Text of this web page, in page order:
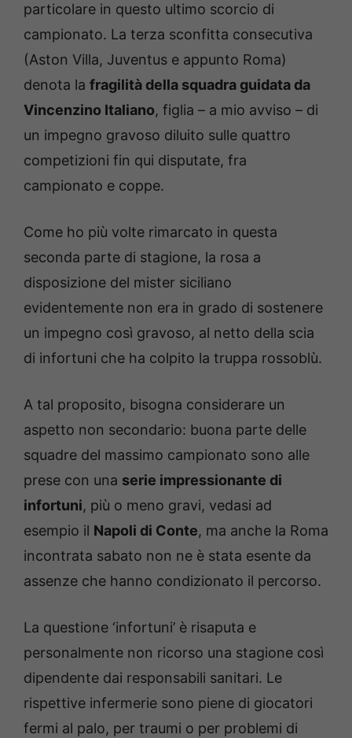
particolare in questo ultimo scorcio di
campionato. La terza sconfitta consecutiva
(Aston Villa, Juventus e appunto Roma)
denota la fragilità della squadra guidata da
Vincenzino Italiano, figlia – a mio avviso – di
un impegno gravoso diluito sulle quattro
competizioni fin qui disputate, fra
campionato e coppe.
Come ho più volte rimarcato in questa
seconda parte di stagione, la rosa a
disposizione del mister siciliano
evidentemente non era in grado di sostenere
un impegno così gravoso, al netto della scia
di infortuni che ha colpito la truppa rossoblù.
A tal proposito, bisogna considerare un
aspetto non secondario: buona parte delle
squadre del massimo campionato sono alle
prese con una serie impressionante di
infortuni, più o meno gravi, vedasi ad
esempio il Napoli di Conte, ma anche la Roma
incontrata sabato non ne è stata esente da
assenze che hanno condizionato il percorso.
La questione ‘infortuni’ è risaputa e
personalmente non ricorso una stagione così
dipendente dai responsabili sanitari. Le
rispettive infermerie sono piene di giocatori
fermi al palo, per traumi o per problemi di